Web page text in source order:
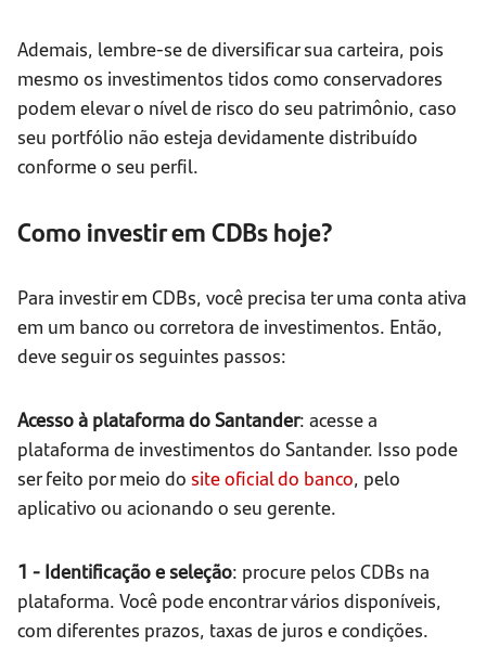
Ademais, lembre-se de diversificar sua carteira, pois
mesmo os investimentos tidos como conservadores
podem elevar o nível de risco do seu patrimônio, caso
seu portfólio não esteja devidamente distribuído
conforme o seu perfil.
Como investir em CDBs hoje?
Para investir em CDBs, você precisa ter uma conta ativa
em um banco ou corretora de investimentos. Então,
deve seguir os seguintes passos:
Acesso à plataforma do Santander: acesse a
plataforma de investimentos do Santander. Isso pode
ser feito por meio do site oficial do banco, pelo
aplicativo ou acionando o seu gerente.
1 - Identificação e seleção: procure pelos CDBs na
plataforma. Você pode encontrar vários disponíveis,
com diferentes prazos, taxas de juros e condições.